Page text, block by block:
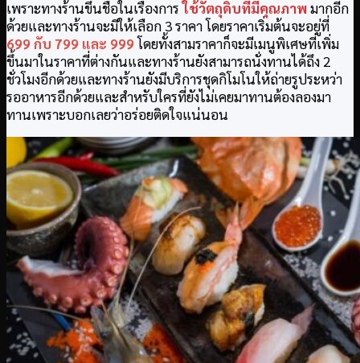
เพราะทางร้านขึ้นชื่อในเรื่องการใช้วัตถุดิบที่มีคุณภาพมากอีก
ด้วยและทางร้านจะมีให้เลือก 3 ราคา โดยราคาเริ่มต้นจะอยู่ที่
699 กับ 799 และ 999โดยทั้งสามราคาก็จะมีเมนูพิเศษที่เพิ่ม
ขึ้นมาในราคาที่ต่างกันและทางร้านยังสามารถนั่งทานได้ถึง 2
ชั่วโมงอีกด้วยและทางร้านยังมีบริการชุดกิโมโนให้ถ่ายรูประหว่า
รออาหารอีกด้วยและสำหรับใครที่ยังไม่เคยมาทานต้องลองมา
ทานเพราะบอกเลยว่าอร่อยติดใจแน่นอน